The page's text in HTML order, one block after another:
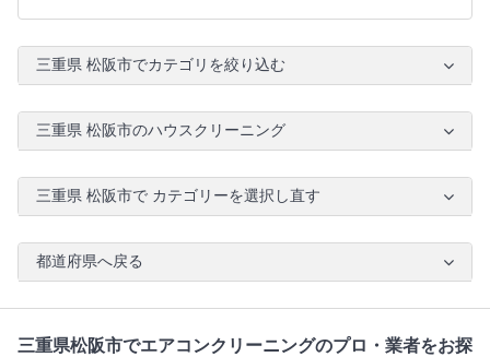
三重県 松阪市でカテゴリを絞り込む
三重県 松阪市のハウスクリーニング
三重県 松阪市で カテゴリーを選択し直す
都道府県へ戻る
三重県松阪市でエアコンクリーニングのプロ・業者をお探